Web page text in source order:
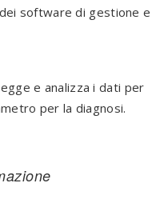
software di gestione e
e analizza i dati per
per la diagnosi.